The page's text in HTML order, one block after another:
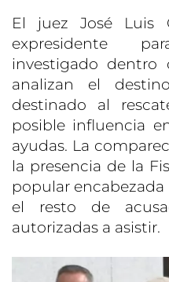
El juez José Luis
expresidente
investigado dentro
analizan el
destinado al
posible influencia
ayudas. La
la presencia de la
popular
el resto de
autorizadas a asistir.